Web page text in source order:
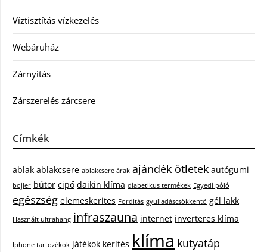
Víztisztítás vízkezelés
Webáruház
Zárnyitás
Zárszerelés zárcsere
Címkék
ablak ablakcsere ablakcsere árak ajándék ötletek autógumi
bojler bútor cipő daikin klíma diabetikus termékek Egyedi póló
egészség elemeskerites Fordítás gyulladáscsökkentő gél lakk
Használt ultrahang infraszauna internet inverteres klíma
Iphone tartozékok játékok kerítés klíma kutyatáp